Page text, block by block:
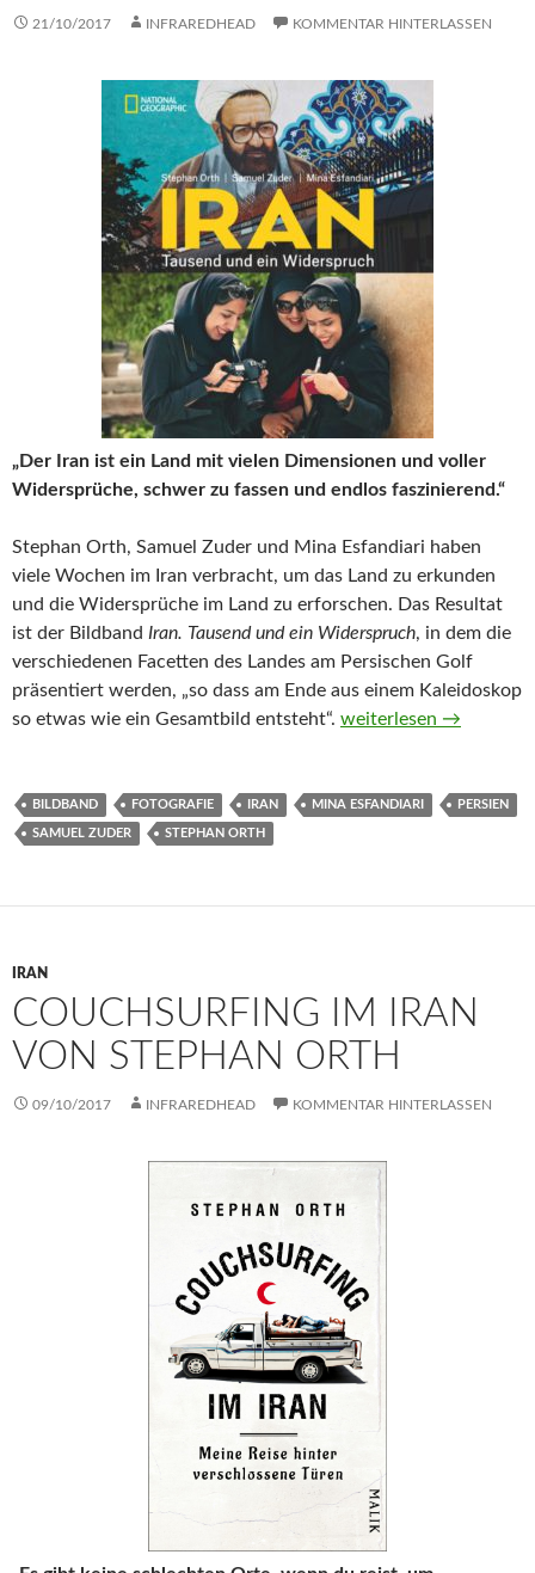
21/10/2017 INFRAREDHEAD KOMMENTAR HINTERLASSEN
„Der Iran ist ein Land mit vielen Dimensionen und voller
Widersprüche, schwer zu fassen und endlos faszinierend.“
Stephan Orth, Samuel Zuder und Mina Esfandiari haben
viele Wochen im Iran verbracht, um das Land zu erkunden
und die Widersprüche im Land zu erforschen. Das Resultat
ist der Bildband Iran. Tausend und ein Widerspruch, in dem die
verschiedenen Facetten des Landes am Persischen Golf
präsentiert werden, „so dass am Ende aus einem Kaleidoskop
so etwas wie ein Gesamtbild entsteht“. Iran. Tausend und ein
weiterlesen →
BILDBAND FOTOGRAFIE IRAN MINA ESFANDIARI PERSIEN
SAMUEL ZUDER STEPHAN ORTH
IRAN
COUCHSURFING IM IRAN
VON STEPHAN ORTH
09/10/2017 INFRAREDHEAD KOMMENTAR HINTERLASSEN